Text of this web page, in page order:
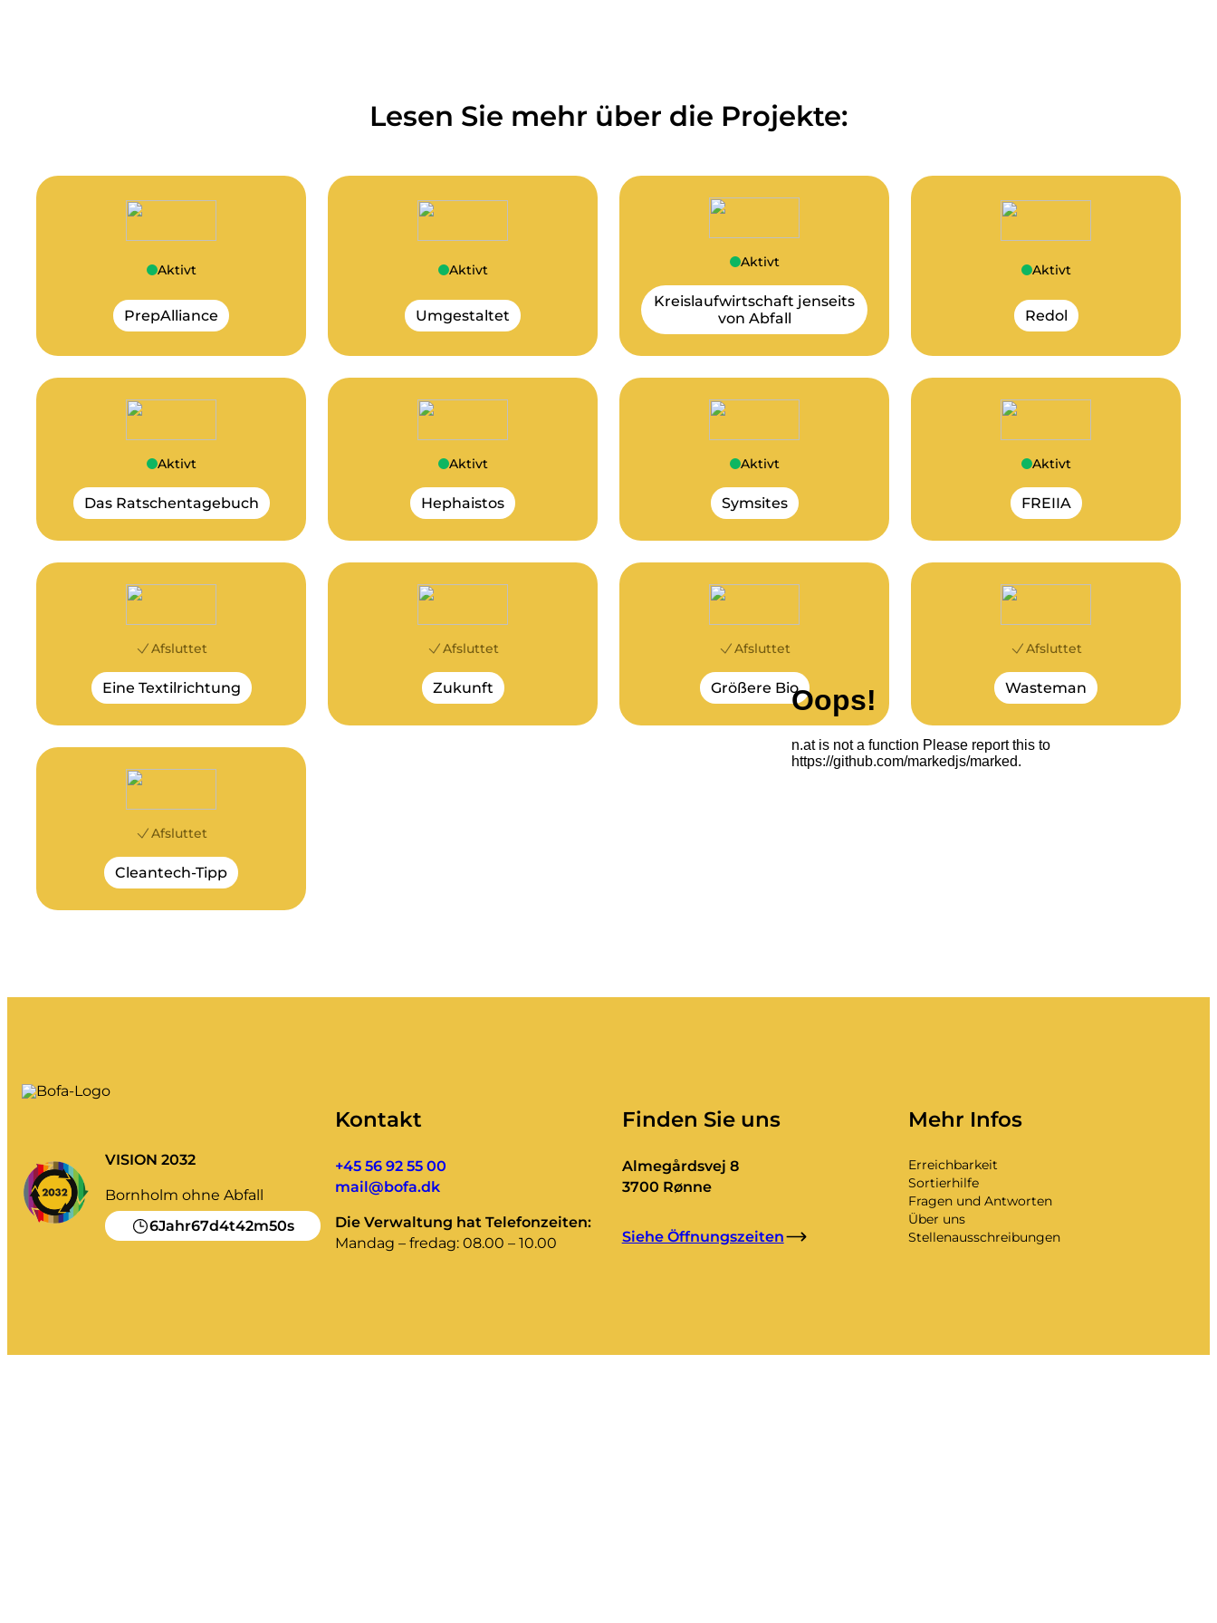
Lesen Sie mehr über die Projekte:
Aktivt
PrepAlliance
Aktivt
Umgestaltet
Aktivt
Kreislaufwirtschaft jenseits
von Abfall
Aktivt
Redol
Aktivt
Das Ratschentagebuch
Aktivt
Hephaistos
Aktivt
Symsites
Aktivt
FREIIA
Afsluttet
Eine Textilrichtung
Afsluttet
Zukunft
Afsluttet
Größere Bio
Afsluttet
Wasteman
Afsluttet
Cleantech-Tipp
VISION 2032
Bornholm ohne Abfall
6Jahr67d4t42m49s
Kontakt
+45 56 92 55 00
mail@bofa.dk
Die Verwaltung hat Telefonzeiten:
Mandag – fredag: 08.00 – 10.00
Finden Sie uns
Almegårdsvej 8
3700 Rønne
Siehe Öffnungszeiten
Mehr Infos
Erreichbarkeit
Sortierhilfe
Fragen und Antworten
Über uns
Stellenausschreibungen